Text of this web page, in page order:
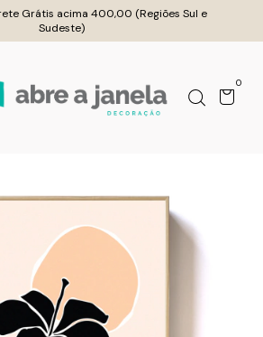
Grátis acima 400,00 (Regiões Sul e
Sudeste)
0